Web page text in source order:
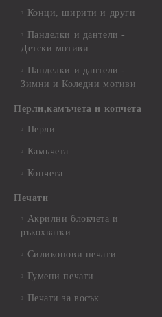
Конци, ширити и други
Панделки и дантели -
Детски мотиви
Панделки и дантели -
Зимни и Коледни мотиви
Перли,камъчета и копчета
Перли
Камъчета
Копчета
Печати
Акрилни блокчета и
ръкохватки
Силиконови печати
Гумени печати
Печати за восък